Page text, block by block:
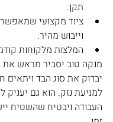
תקן.
ציוד מקצועי שמאפשר
וייבוש מהיר.
המלצות מלקוחות
מנקה טוב יסביר מראש את
יבדוק את סוג הבד ויתאים
למניעת נזק. הוא גם יעניק
העבודה ויבטיח שהשטיח